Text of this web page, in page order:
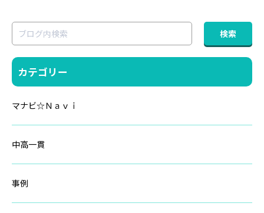
カテゴリー
マナビ☆Ｎａｖｉ
中高一貫
事例